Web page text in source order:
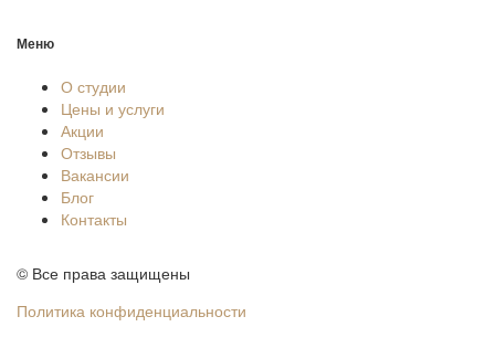
Меню
О студии
Цены и услуги
Акции
Отзывы
Вакансии
Блог
Контакты
© Все права защищены
Политика конфиденциальности